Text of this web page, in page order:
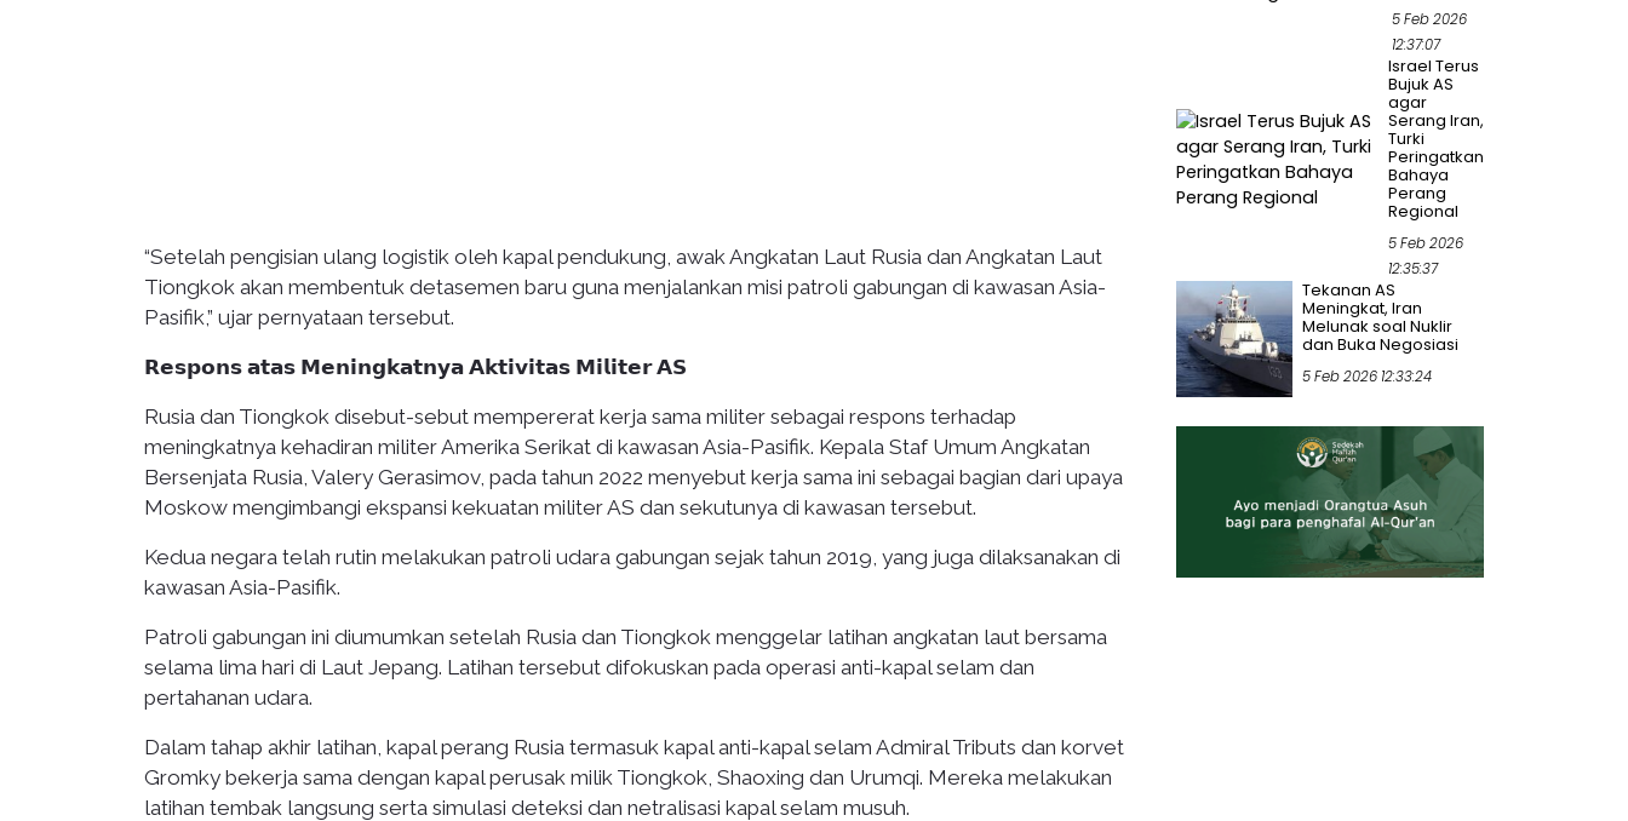
“Setelah pengisian ulang logistik oleh kapal pendukung, awak Angkatan Laut Rusia dan Angkatan Laut
Tiongkok akan membentuk detasemen baru guna menjalankan misi patroli gabungan di kawasan Asia-
Pasifik,” ujar pernyataan tersebut.
𝗥𝗲𝘀𝗽𝗼𝗻𝘀 𝗮𝘁𝗮𝘀 𝗠𝗲𝗻𝗶𝗻𝗴𝗸𝗮𝘁𝗻𝘆𝗮 𝗔𝗸𝘁𝗶𝘃𝗶𝘁𝗮𝘀 𝗠𝗶𝗹𝗶𝘁𝗲𝗿 𝗔𝗦
Rusia dan Tiongkok disebut-sebut mempererat kerja sama militer sebagai respons terhadap
meningkatnya kehadiran militer Amerika Serikat di kawasan Asia-Pasifik. Kepala Staf Umum Angkatan
Bersenjata Rusia, Valery Gerasimov, pada tahun 2022 menyebut kerja sama ini sebagai bagian dari upaya
Moskow mengimbangi ekspansi kekuatan militer AS dan sekutunya di kawasan tersebut.
Kedua negara telah rutin melakukan patroli udara gabungan sejak tahun 2019, yang juga dilaksanakan di
kawasan Asia-Pasifik.
Patroli gabungan ini diumumkan setelah Rusia dan Tiongkok menggelar latihan angkatan laut bersama
selama lima hari di Laut Jepang. Latihan tersebut difokuskan pada operasi anti-kapal selam dan
pertahanan udara.
Dalam tahap akhir latihan, kapal perang Rusia termasuk kapal anti-kapal selam Admiral Tributs dan korvet
Gromky bekerja sama dengan kapal perusak milik Tiongkok, Shaoxing dan Urumqi. Mereka melakukan
latihan tembak langsung serta simulasi deteksi dan netralisasi kapal selam musuh.
5 Feb 2026
12:37:07
Israel Terus
Bujuk AS
agar
Serang Iran,
Turki
Peringatkan
Bahaya
Perang
Regional
5 Feb 2026
12:35:37
Tekanan AS
Meningkat, Iran
Melunak soal Nuklir
dan Buka Negosiasi
5 Feb 2026 12:33:24